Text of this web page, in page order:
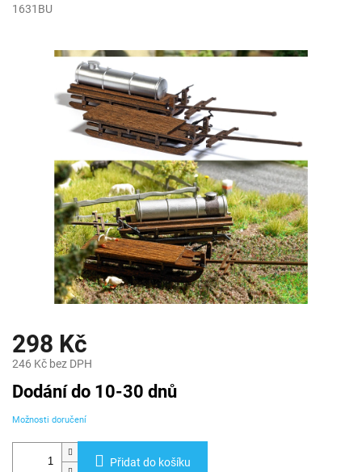
1631BU
298 Kč
246 Kč bez DPH
Měrná
cena:
Dodání do 10-30 dnů
Možnosti doručení
Přidat do košíku